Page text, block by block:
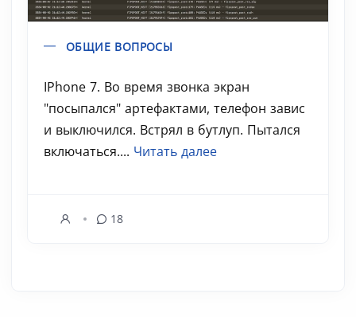
ОБЩИЕ ВОПРОСЫ
IPhone 7. Во время звонка экран
"посыпался" артефактами, телефон завис
и выключился. Встрял в бутлуп. Пытался
включаться.... Читать далее
18